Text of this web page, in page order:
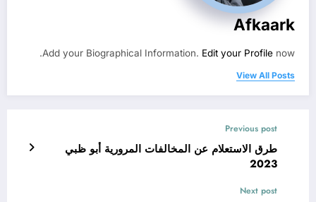
Afkaark
Add your Biographical Information. Edit your Profile now.
View All Posts
Previous post
طرق الاستعلام عن المخالفات المرورية أبو ظبي
2023
Next post